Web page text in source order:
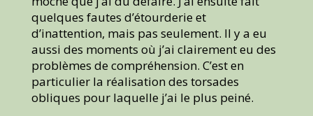
quelques fautes d’étourderie et
d’inattention, mais pas seulement. Il y a eu
aussi des moments où j’ai clairement eu des
problèmes de compréhension. C’est en
particulier la réalisation des torsades
obliques pour laquelle j’ai le plus peiné.